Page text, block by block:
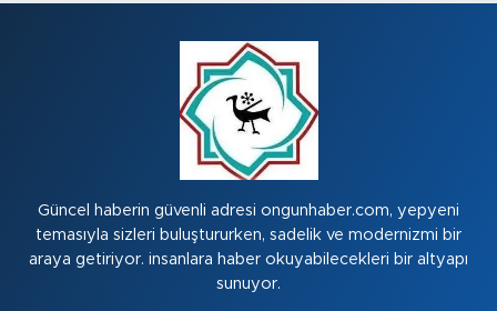
Güncel haberin güvenli adresi ongunhaber.com, yepyeni
temasıyla sizleri buluştururken, sadelik ve modernizmi bir
araya getiriyor. insanlara haber okuyabilecekleri bir altyapı
sunuyor.